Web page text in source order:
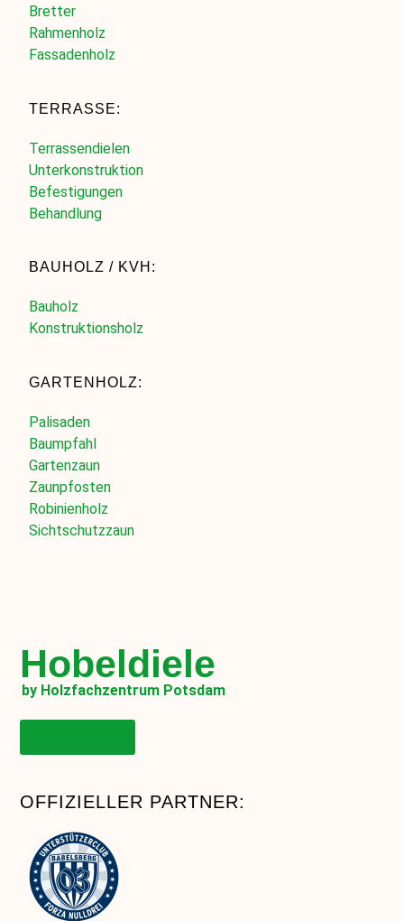
Bretter
Rahmenholz
Fassadenholz
TERRASSE:
Terrassendielen
Unterkonstruktion
Befestigungen
Behandlung
BAUHOLZ / KVH:
Bauholz
Konstruktionsholz
GARTENHOLZ:
Palisaden
Baumpfahl
Gartenzaun
Zaunpfosten
Robinienholz
Sichtschutzzaun
Hobeldiele
by Holzfachzentrum Potsdam
OFFIZIELLER PARTNER: